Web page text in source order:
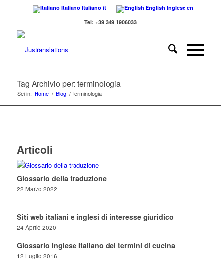
Italiano Italiano it English Inglese en
Tel: +39 349 1906033
Tag Archivio per: terminologia
Sei in: Home / Blog / terminologia
Articoli
Glossario della traduzione
22 Marzo 2022
Siti web italiani e inglesi di interesse giuridico
24 Aprile 2020
Glossario Inglese Italiano dei termini di cucina
12 Luglio 2016